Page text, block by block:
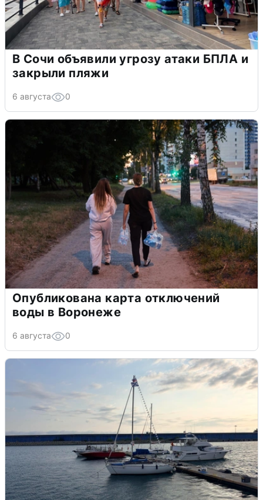
В Сочи объявили угрозу атаки БПЛА и
закрыли пляжи
6 августа 0
Опубликована карта отключений
воды в Воронеже
6 августа 0